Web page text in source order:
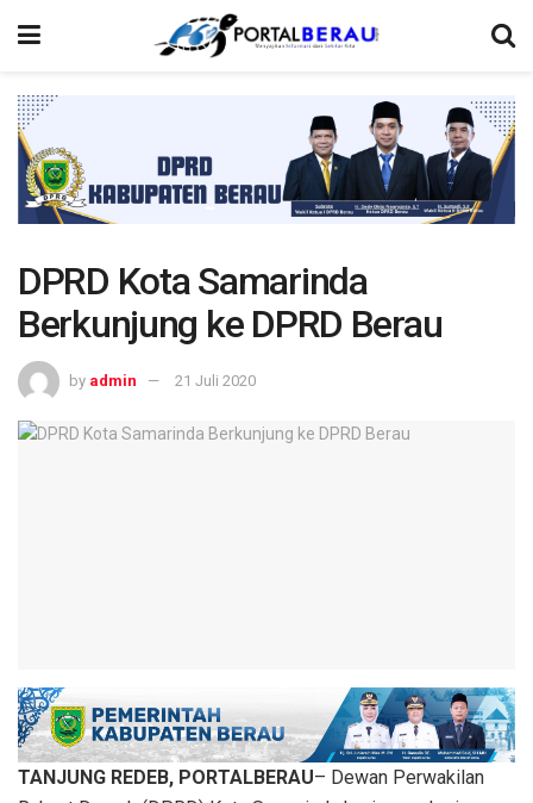
DPRD Kota Samarinda
Berkunjung ke DPRD Berau
by admin 21 Juli 2020
TANJUNG REDEB, PORTALBERAU– Dewan Perwakilan